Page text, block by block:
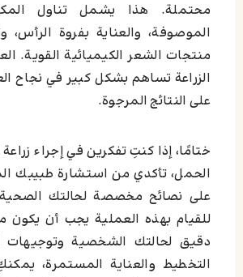
محتملة. هذا يشمل تناول
الموصوفة، والعناية بفروة
منتجات الشعر الكيميائية القوية.
الزراعة تساهم بشكل كبير في نجاح
على النتائج المرجوة.
ختامًا، إذا كنتِ تفكرين في إجراء
الحمل، تأكدي من استشارة طبيبك
على نصائح مخصصة لحالتك الصحية.
للقيام بهذه العملية يجب أن يكون
دقيق لحالتك الشخصية
التخطيط والعناية المستمرة،